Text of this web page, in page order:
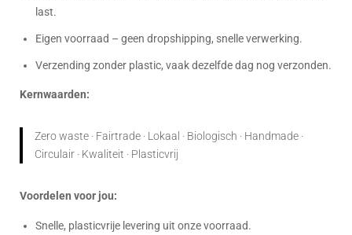
last.
Eigen voorraad – geen dropshipping, snelle verwerking.
Verzending zonder plastic, vaak dezelfde dag nog verzonden.
Kernwaarden:
Zero waste · Fairtrade · Lokaal · Biologisch · Handmade ·
Circulair · Kwaliteit · Plasticvrij
Voordelen voor jou:
Snelle, plasticvrije levering uit onze voorraad.